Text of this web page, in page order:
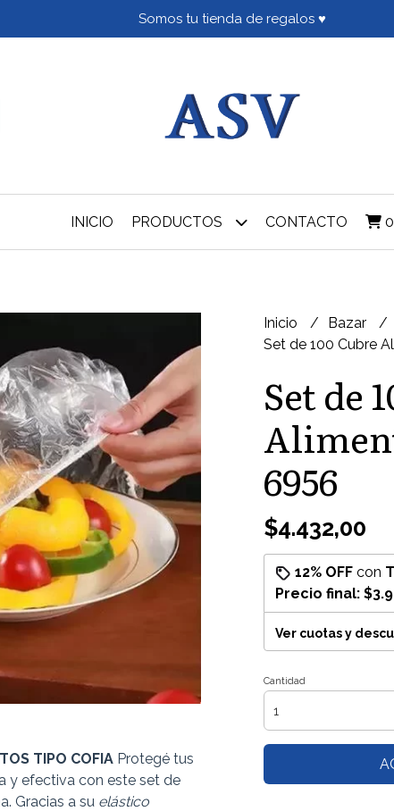
Somos tu tienda de regalos ♥
INICIO PRODUCTOS CONTACTO 0
TIPO COFIA Protegé tus
y efectiva con este set de
Gracias a su elástico
Inicio Bazar
Set de 100 Cubre
Set de
6956
$4.432,00
12% OFF con
Precio final:
Ver cuotas y
Cantidad